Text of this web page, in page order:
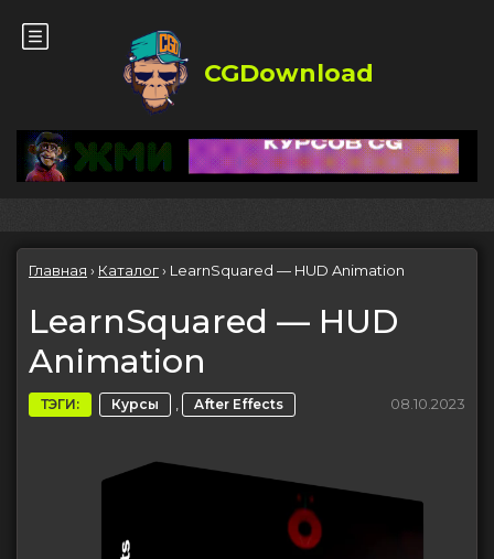
CGDownload
Главная › Каталог› LearnSquared — HUD Animation
LearnSquared — HUD
Animation
ТЭГИ: Курсы , After Effects 08.10.2023